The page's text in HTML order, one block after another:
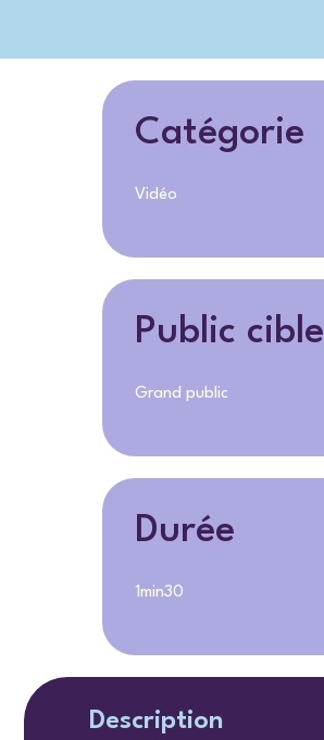
Catégorie
Vidéo
Public cible
Grand public
Durée
1min30
Description